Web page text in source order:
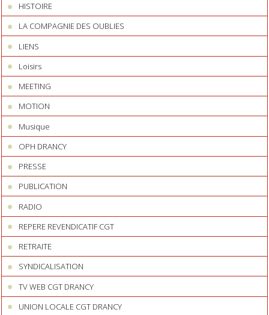
HISTOIRE
LA COMPAGNIE DES OUBLIES
LIENS
Loisirs
MEETING
MOTION
Musique
OPH DRANCY
PRESSE
PUBLICATION
RADIO
REPERE REVENDICATIF CGT
RETRAITE
SYNDICALISATION
TV WEB CGT DRANCY
UNION LOCALE CGT DRANCY